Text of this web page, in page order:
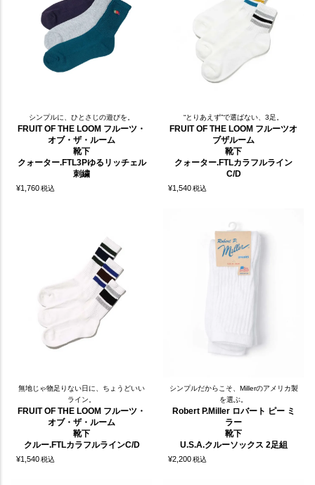
シンプルに、ひとさじの遊びを。
FRUIT OF THE LOOM フルーツ・
オブ・ザ・ルーム
靴下
クォーター.FTL3Pゆるリッチェル
刺繍
¥1,760税込
“とりあえず”で選ばない、3足。
FRUIT OF THE LOOM フルーツオ
ブザルーム
靴下
クォーター.FTLカラフルライン
C/D
¥1,540税込
無地じゃ物足りない日に、ちょうどいい
ライン。
FRUIT OF THE LOOM フルーツ・
オブ・ザ・ルーム
靴下
クルー.FTLカラフルラインC/D
¥1,540税込
シンプルだからこそ、Millerのアメリカ製
を選ぶ。
Robert P.Miller ロバート ピー ミ
ラー
靴下
U.S.A.クルーソックス 2足組
¥2,200税込